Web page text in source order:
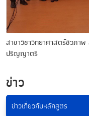
สาขาวิชาวิทยาศาสตร์ชีวภา
ปริญญาตรี
ข่าว
ข่าวเกี่ยวกับหลักสูตร